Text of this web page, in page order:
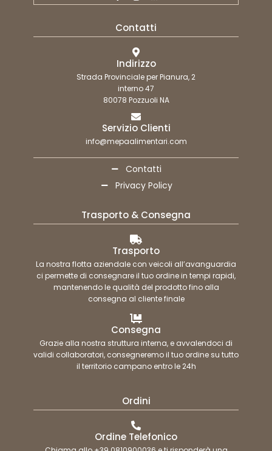
Contatti
Indirizzo
Strada Provinciale per Pianura, 2
interno 47
80078 Pozzuoli NA
Servizio Clienti
info@mepaalimentari.com
Contatti
Privacy Policy
Trasporto & Consegna
Trasporto
La nostra flotta aziendale con veicoli all’avanguardia
ci permette di consegnare il tuo ordine in tempi rapidi,
mantenendo le qualità del prodotto fino alla
consegna al cliente finale
Consegna
Grazie alla nostra struttura interna, e avvalendoci di
validi collaboratori, consegneremo il tuo ordine su tutto
il territorio campano entro le 24h
Ordini
Ordine Telefonico